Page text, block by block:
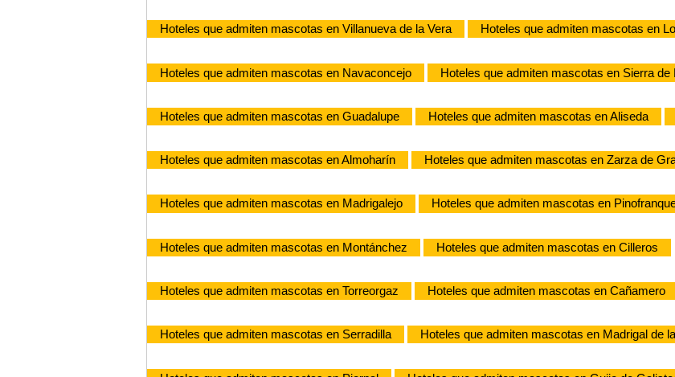
Hoteles que admiten mascotas en Villanueva de la Vera Hoteles que admiten mascotas en
Hoteles que admiten mascotas en Navaconcejo Hoteles que admiten mascotas en Sierra de
Hoteles que admiten mascotas en Guadalupe Hoteles que admiten mascotas en Aliseda
Hoteles que admiten mascotas en Almoharín Hoteles que admiten mascotas en Zarza de
Hoteles que admiten mascotas en Madrigalejo Hoteles que admiten mascotas en
Hoteles que admiten mascotas en Montánchez Hoteles que admiten mascotas en Cilleros
Hoteles que admiten mascotas en Torreorgaz Hoteles que admiten mascotas en Cañamero
Hoteles que admiten mascotas en Serradilla Hoteles que admiten mascotas en Madrigal de